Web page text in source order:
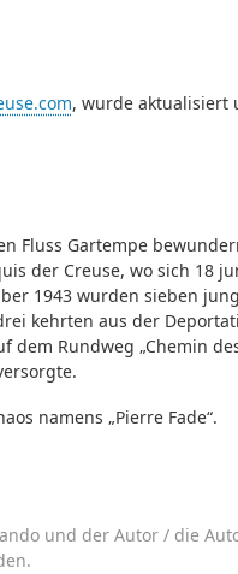
, wurde aktualisiert
Fluss Gartempe
der Creuse, wo sich 18
1943 wurden sieben
kehrten aus der
Rundweg „Chemin
namens „Pierre Fade“.
und der Autor / die